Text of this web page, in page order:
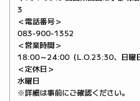
3
＜電話番号＞
083-900-1352
＜営業時間＞
18:00～24:00（L.O.23:30、日曜
＜定休日＞
水曜日
※詳細は事前にご確認ください。